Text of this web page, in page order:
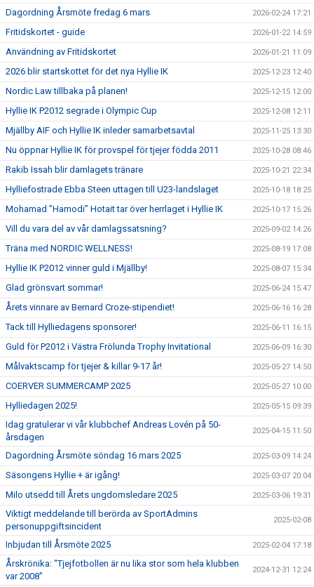
Dagordning Årsmöte fredag 6 mars 2026-02-24 17:21
Fritidskortet - guide 2026-01-22 14:59
Användning av Fritidskortet 2026-01-21 11:09
2026 blir startskottet för det nya Hyllie IK 2025-12-23 12:40
Nordic Law tillbaka på planen! 2025-12-15 12:00
Hyllie IK P2012 segrade i Olympic Cup 2025-12-08 12:11
Mjällby AIF och Hyllie IK inleder samarbetsavtal 2025-11-25 13:30
Nu öppnar Hyllie IK för provspel för tjejer födda 2011 2025-10-28 08:46
Rakib Issah blir damlagets tränare 2025-10-21 22:34
Hylliefostrade Ebba Steen uttagen till U23-landslaget 2025-10-18 18:25
Mohamad ”Hamodi” Hotait tar över herrlaget i Hyllie IK 2025-10-17 15:26
Vill du vara del av vår damlagssatsning? 2025-09-02 14:26
Träna med NORDIC WELLNESS! 2025-08-19 17:08
Hyllie IK P2012 vinner guld i Mjällby! 2025-08-07 15:34
Glad grönsvart sommar! 2025-06-24 15:47
Årets vinnare av Bernard Croze-stipendiet! 2025-06-16 16:28
Tack till Hylliedagens sponsorer! 2025-06-11 16:15
Guld för P2012 i Västra Frölunda Trophy Invitational 2025-06-09 16:30
Målvaktscamp för tjejer & killar 9-17 år! 2025-05-27 14:50
COERVER SUMMERCAMP 2025 2025-05-27 10:00
Hylliedagen 2025! 2025-05-15 09:39
Idag gratulerar vi vår klubbchef Andreas Lovén på 50-
årsdagen
2025-04-15 11:50
Dagordning Årsmöte söndag 16 mars 2025 2025-03-09 14:24
Säsongens Hyllie + är igång! 2025-03-07 20:04
Milo utsedd till Årets ungdomsledare 2025 2025-03-06 19:31
Viktigt meddelande till berörda av SportAdmins
personuppgiftsincident
2025-02-08
Inbjudan till Årsmöte 2025 2025-02-04 17:18
Årskrönika: "Tjejfotbollen är nu lika stor som hela klubben
var 2008"
2024-12-31 12:24